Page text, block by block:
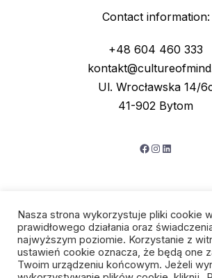
Contact information:
+48 604 460 333
Ul. Wrocławska 14/
41-902 Bytom
Facebook
Instagram
LinkedIn
Nasza strona wykorzystuje pliki cookie
prawidłowego działania oraz
najwyższym poziomie. Korzystanie z
ustawień cookie oznacza, że będą one
Twoim urządzeniu końcowym. Jeżeli